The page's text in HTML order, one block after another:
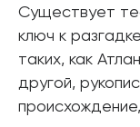
Существует
ключ к
таких, как
другой,